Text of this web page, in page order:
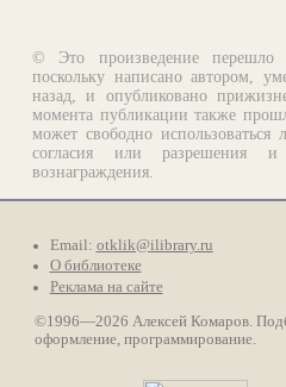
© Это произведение перешло
поскольку написано автором,
назад, и опубликовано
момента публикации также
может свободно
согласия или разрешения и
вознаграждения.
Email: otklik@ilibrary.ru
О библиотеке
Реклама на сайте
©1996—2026 Алексей Комаров.
оформление, программирование.